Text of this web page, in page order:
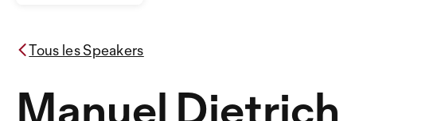
Tous les Speakers
Manuel Dietrich